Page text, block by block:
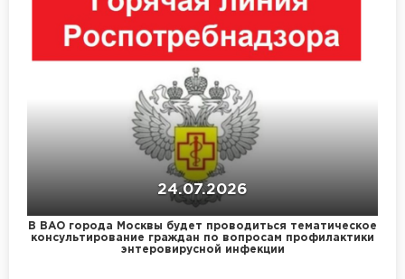
24.07.2026
В ВАО города Москвы будет проводиться тематическое
консультирование граждан по вопросам профилактики
энтеровирусной инфекции